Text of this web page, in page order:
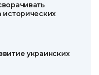
исторических
украинских